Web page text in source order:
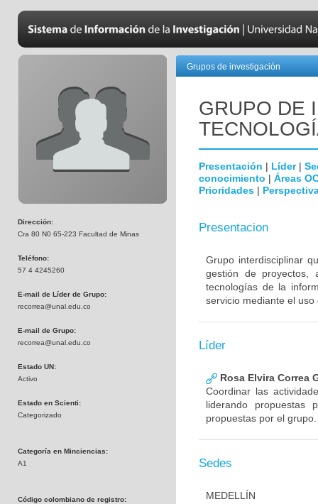
Dirección:
Cra 80 N0 65-223 Facultad de Minas
Teléfono:
57 4 4245260
E-mail de Líder de Grupo:
recorrea@unal.edu.co
E-mail de Grupo:
recorrea@unal.edu.co
Estado UN:
Activo
Estado en Scienti:
Categorizado
Categoría en Minciencias:
A1
Código colombiano de registro:
Grupos de investigación
GRUPO DE
Presentación | Líder|
conocimiento | Áreas
Prioridades |
Presentacion
Grupo interdisciplinar
gestión de proyectos,
tecnologías de la
servicio mediante el
Líder
Rosa Elvira Correa
Coordinar las
liderando propuestas
propuestas por el grupo.
Sedes
MEDELLÍN